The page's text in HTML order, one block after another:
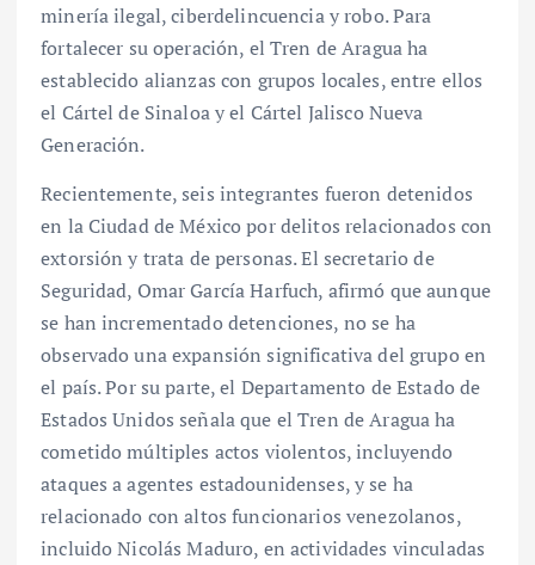
minería ilegal, ciberdelincuencia y robo. Para
fortalecer su operación, el Tren de Aragua ha
establecido alianzas con grupos locales, entre ellos
el Cártel de Sinaloa y el Cártel Jalisco Nueva
Generación.
Recientemente, seis integrantes fueron detenidos
en la Ciudad de México por delitos relacionados con
extorsión y trata de personas. El secretario de
Seguridad, Omar García Harfuch, afirmó que aunque
se han incrementado detenciones, no se ha
observado una expansión significativa del grupo en
el país. Por su parte, el Departamento de Estado de
Estados Unidos señala que el Tren de Aragua ha
cometido múltiples actos violentos, incluyendo
ataques a agentes estadounidenses, y se ha
relacionado con altos funcionarios venezolanos,
incluido Nicolás Maduro, en actividades vinculadas